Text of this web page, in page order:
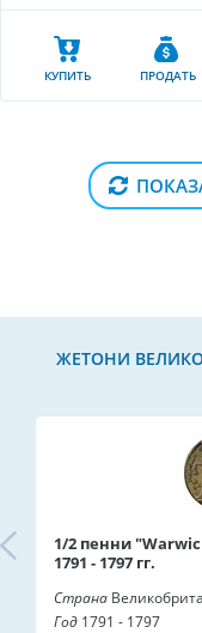
КУПИТЬ ПРОДАТЬ
ЖЕТОНИ
1/2 пенни
1791 - 1797 гг.
Страна
Год 1791 - 1797